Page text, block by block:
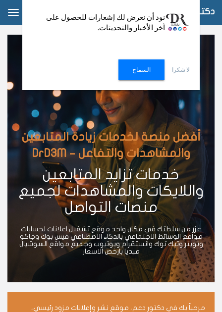
دكتور دعم
أفضل منصة لخدمات زيادة المتابعين
والمشاهدات والتفاعل – DrD3M
خدمات تزايد المتابعين
واللايكات والمشاهدات لجميع
منصات التواصل
عزز من سلطتك في مكان واحد موقع تشغيل اعلانات لحسابات
مواقع الوسائط الاجتماعي بالذكاء الاصطناعي فيس بوك وجاكو
وتويتر وتيك توك وانستقرام ويوتيوب وجميع مواقع السوشيال
ميديا بارخص الاسعار
مرحباً بك في دكتور دعم، موقع نشر وإعلانات مزود رئيسي،
نود أن نعرض لك إشعارات للحصول على
آخر الأخبار والتحديثات.
لا شكرا السماح